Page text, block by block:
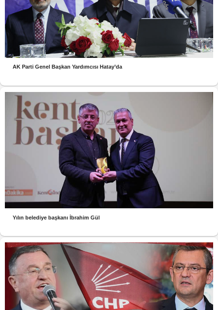
AK Parti Genel Başkan Yardımcısı Hatay’da
Yılın belediye başkanı İbrahim Gül